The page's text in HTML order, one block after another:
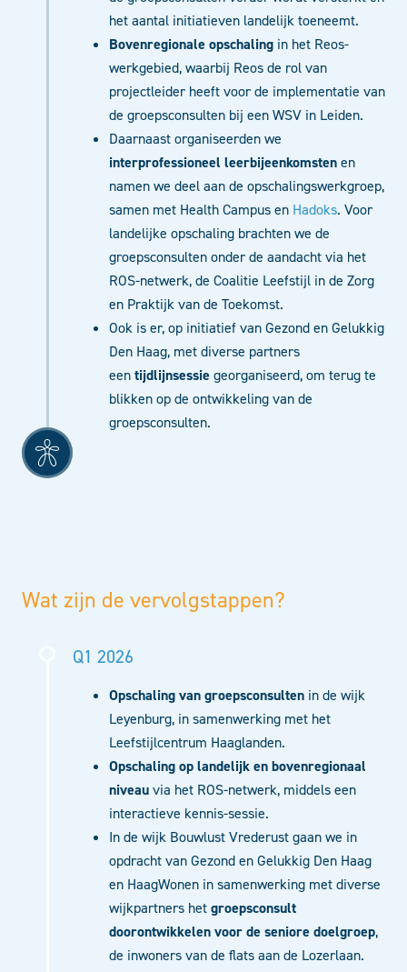
het aantal initiatieven landelijk toeneemt.
Bovenregionale opschaling in het Reos-
werkgebied, waarbij Reos de rol van
projectleider heeft voor de implementatie van
de groepsconsulten bij een WSV in Leiden.
Daarnaast organiseerden we
interprofessioneel leerbijeenkomstenen
namen we deel aan de opschalingswerkgroep,
samen met Health Campus en Hadoks. Voor
landelijke opschaling brachten we de
groepsconsulten onder de aandacht via het
ROS-netwerk, de Coalitie Leefstijl in de Zorg
en Praktijk van de Toekomst.
Ook is er, op initiatief van Gezond en Gelukkig
Den Haag, met diverse partners
eentijdlijnsessie georganiseerd, om terug te
blikken op de ontwikkeling van de
groepsconsulten.
Wat zijn de vervolgstappen?
Q1 2026
Opschaling van groepsconsulten in de wijk
Leyenburg, in samenwerking met het
Leefstijlcentrum Haaglanden.
Opschaling op landelijk en bovenregionaal
niveauvia het ROS-netwerk, middels een
interactieve kennis-sessie.
In de wijk Bouwlust Vrederust gaan we in
opdracht van Gezond en Gelukkig Den Haag
en HaagWonen in samenwerking met diverse
wijkpartners hetgroepsconsult
doorontwikkelen voor de seniore doelgroep,
de inwoners van de flats aan de Lozerlaan.